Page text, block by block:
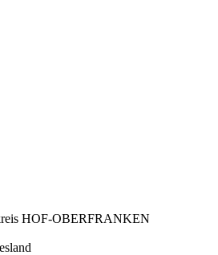
HOF-OBERFRANKEN